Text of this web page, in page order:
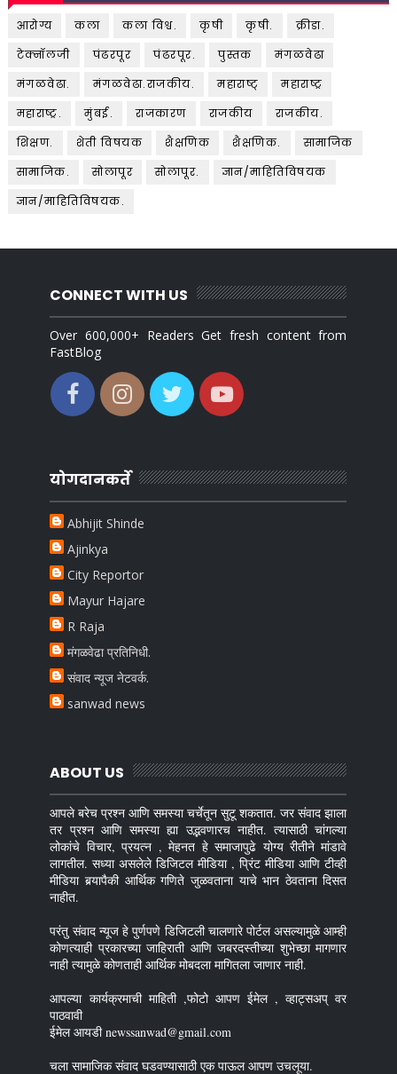
आरोग्य कला कला विश्व. कृषी कृषी.
क्रीडा.
टेक्नॉलजी
पंढरपूर पंढरपूर. पुस्तक
मंगळवेढा
मंगळवेढा.
मंगळवेढा.राजकीय. महाराष्ट्
महाराष्ट्र
महाराष्ट्र.
मुंबई. राजकारण राजकीय
राजकीय.
शिक्षण.
शेती विषयक शैक्षणिक शैक्षणिक.
सामाजिक
सामाजिक.
सोलापूर सोलापूर.
ज्ञान/माहितिविषयक
ज्ञान/माहितिविषयक.
CONNECT WITH US
Over 600,000+ Readers Get fresh content from
FastBlog
योगदानकर्ते
Abhijit Shinde
Ajinkya
City Reportor
Mayur Hajare
R Raja
मंगळवेढा प्रतिनिधी.
संवाद न्यूज नेटवर्क.
sanwad news
ABOUT US
आपले बरेच प्रश्न आणि समस्या चर्चेतून सुटू शकतात. जर संवाद झाला
तर प्रश्न आणि समस्या ह्या उद्भवणारच नाहीत. त्यासाठी चांगल्या
लोकांचे विचार, प्रयत्न , मेहनत हे समाजापुढे योग्य रीतीने मांडावे
लागतील. सध्या असलेले डिजिटल मीडिया , प्रिंट मीडिया आणि टीव्ही
मीडिया बर्‍यापैकी आर्थिक गणिते जुळवताना याचे भान ठेवताना दिसत
नाहीत.
परंतु संवाद न्यूज हे पुर्णपणे डिजिटली चालणारे पोर्टल असल्यामुळे आम्ही
कोणत्याही प्रकारच्या जाहिराती आणि जबरदस्तीच्या शुभेच्छा मागणार
नाही त्यामुळे कोणताही आर्थिक मोबदला मागितला जाणार नाही.
आपल्या कार्यक्रमाची माहिती ,फोटो आपण ईमेल , व्हाट्सअप् वर
पाठवावी
ईमेल आयडी newssanwad@gmail.com
चला सामाजिक संवाद घडवण्यासाठी एक पाऊल आपण उचलूया.